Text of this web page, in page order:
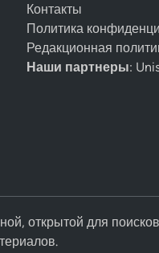
Контакты
Политика
Редакционная
Наши партнеры:
открытой для